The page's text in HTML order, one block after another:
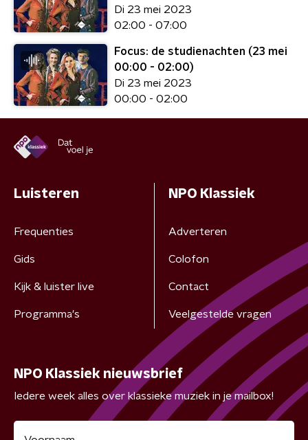
Di 23 mei 2023
02:00 - 07:00
Focus: de studienachten (23 mei
00:00 - 02:00)
Di 23 mei 2023
00:00 - 02:00
Luisteren
Frequenties
Gids
Kijk & luister live
Programma's
NPO Klassiek
Adverteren
Colofon
Contact
Veelgestelde vragen
NPO Klassiek nieuwsbrief
Iedere week alles over klassieke muziek in je mailbox!